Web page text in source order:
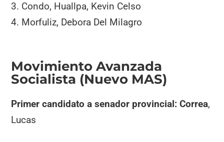
3. Condo, Huallpa, Kevin Celso
4. Morfuliz, Debora Del Milagro
Movimiento Avanzada
Socialista (Nuevo MAS)
Primer candidato a senador provincial: Correa,
Lucas